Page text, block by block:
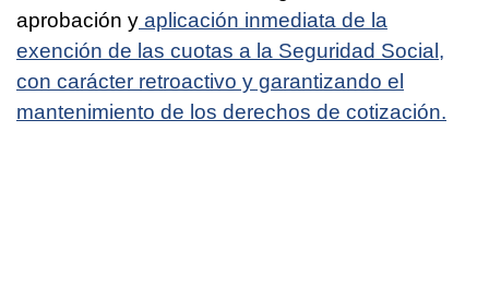
aprobación y aplicación inmediata de la
exención de las cuotas a la Seguridad Social,
con carácter retroactivo y garantizando el
mantenimiento de los derechos de cotización.